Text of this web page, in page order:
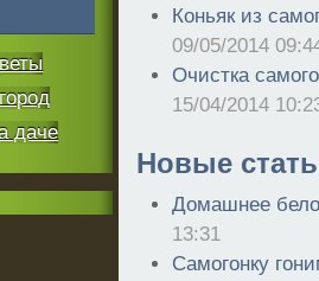
Коньяк из
09/05/2014
Очистка
15/04/2014
Новые
Домашнее
13:31
Самогонку
даче